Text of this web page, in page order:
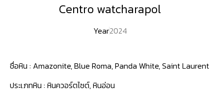
Centro watcharapol
Year2024
ชื่อหิน : Amazonite, Blue Roma, Panda White, Saint Laurent
ประเภทหิน : หินควอร์ตไซต์, หินอ่อน